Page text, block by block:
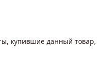
купившие данный товар,